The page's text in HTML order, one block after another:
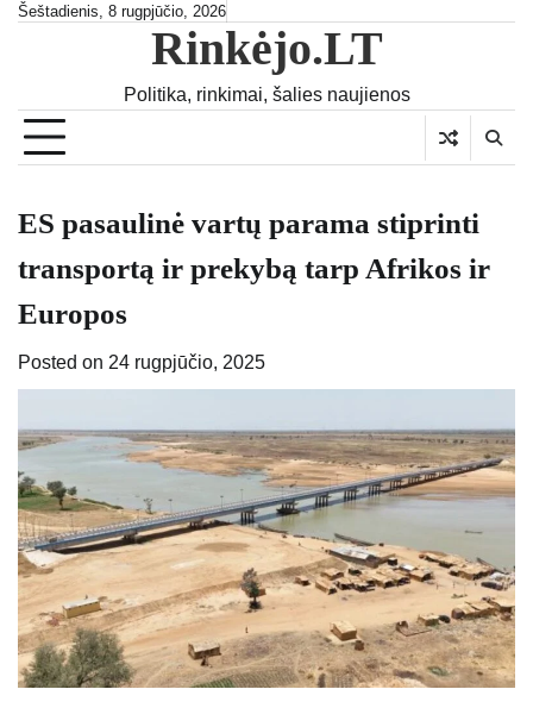
SkipŠeštadienis, 8 rugpjūčio, 2026
Rinkėjo.LT
Politika, rinkimai, šalies naujienos
ES pasaulinė vartų parama stiprinti
transportą ir prekybą tarp Afrikos ir
Europos
Posted on 24 rugpjūčio, 2025